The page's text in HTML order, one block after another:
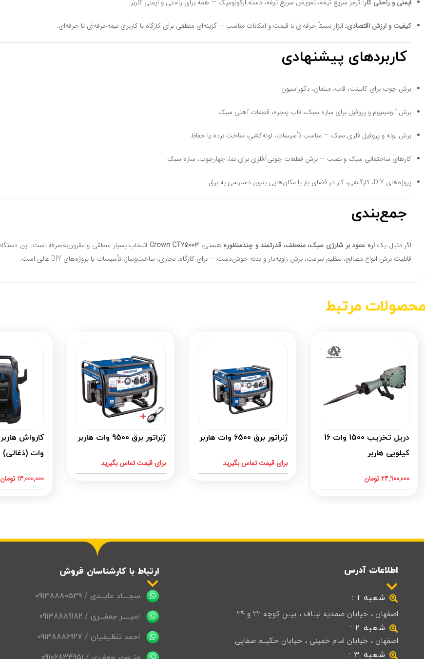
ایمنی و راحتی کار: ترمز سریع تیغه، تعویض سریع تیغه، دسته ارگونومیک — همه برای راحتی و ایمنی کاربر.
کیفیت و ارزش اقتصادی: ابزار نسبتاً حرفه‌ای با قیمت و امکانات مناسب — گزینه‌ای منطقی برای کارگاه یا کاربری نیمه‌حرفه‌ای تا حرفه‌ای.
کاربردهای پیشنهادی
برش چوب برای کابینت، قاب، مبلمان، دکوراسیون
برش آلومینیوم و پروفیل برای سازه سبک، قاب پنجره، قطعات آهنی سبک
برش لوله و پروفیل فلزی سبک — مناسب تأسیسات، لوله‌کشی، ساخت نرده یا حفاظ
کارهای ساختمانی سبک و نصب — برش قطعات چوبی/فلزی برای نما، چهارچوب، سازه سبک
پروژه‌های DIY، کارگاهی، کار در فضای باز یا مکان‌هایی بدون دسترسی به برق
جمع‌بندی
اگر دنبال یکاره عمود بر شارژی سبک، منعطف، قدرتمند و چندمنظوره هستی، Crown CT25003
قابلیت برش انواع مصالح، تنظیم سرعت، برش زاویه‌دار و بدنه خوش‌دست — برای کارگاه، نجاری، ساخت‌وساز، تأسیسات یا پروژه‌های DIY عالی است.
مرتبط
دریل تخریب 1500 وات 16
کیلویی هاربر
24,900,000تومان
ژنراتور برق 6500 وات هاربر
برای قیمت تماس بگیرید
ژنراتور برق 9500 وات هاربر
برای قیمت تماس بگیرید
وات (ذغالی)
13,000,000 تومان
اطلاعات آدرس
شعبه 1 :
اصفهان ، خیابان صمدیه لبـاف ، بیـن کوچه 22 و 24
شعبه 2 :
اصفهان ، خیابان امام خمینی ، خیابان حکیـم صفایی
شعبه 3 :
ارتباط با کارشناسان فروش
سجــــاد عابـــدی / 09138880539
امیـــــر جعفـــری / 09138889182
احمد تنظیفیان / 09138886927